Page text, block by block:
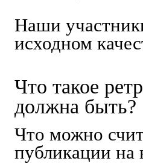
Наши
исходном
Что такое
должна быть?
Что можно
публикации